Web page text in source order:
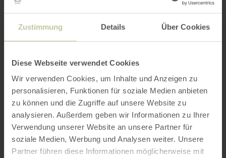
Zustimmung Details Über Cookies
Diese Webseite verwendet Cookies
Wir verwenden Cookies, um Inhalte und Anzeigen zu
personalisieren, Funktionen für soziale Medien anbieten
zu können und die Zugriffe auf unsere Website zu
analysieren. Außerdem geben wir Informationen zu Ihrer
Verwendung unserer Website an unsere Partner für
soziale Medien, Werbung und Analysen weiter. Unsere
Partner führen diese Informationen möglicherweise mit